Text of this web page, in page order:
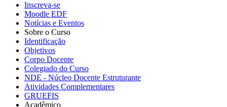
Inscreva-se
Moodle EDF
Notícias e Eventos
Sobre o Curso
Identificação
Objetivos
Corpo Docente
Colegiado do Curso
NDE - Núcleo Docente Estruturante
Atividades Complementares
GRUEFIS
Acadêmico